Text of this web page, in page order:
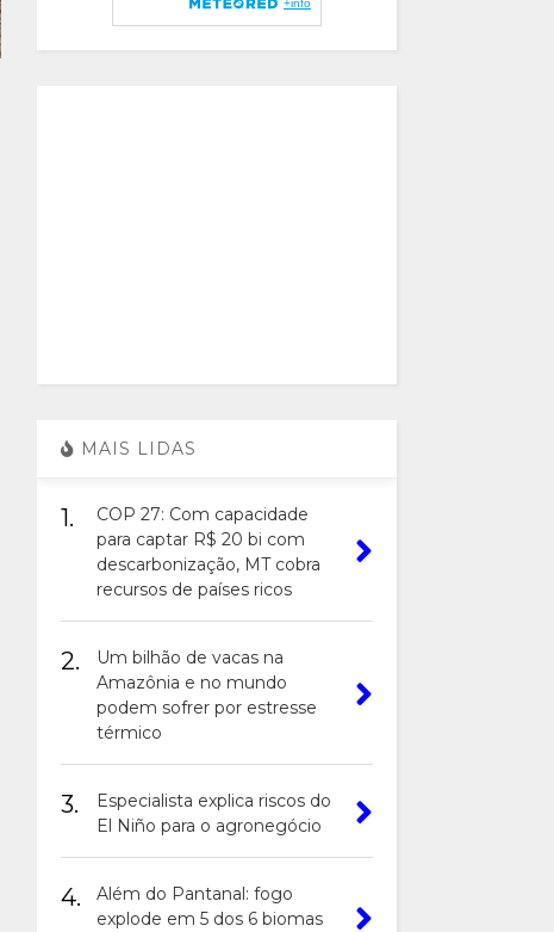
MAIS LIDAS
1.
COP 27: Com capacidade
para captar R$ 20 bi com
descarbonização, MT cobra
recursos de países ricos
2.
Um bilhão de vacas na
Amazônia e no mundo
podem sofrer por estresse
térmico
3.
Especialista explica riscos do
El Niño para o agronegócio
4.
Além do Pantanal: fogo
explode em 5 dos 6 biomas